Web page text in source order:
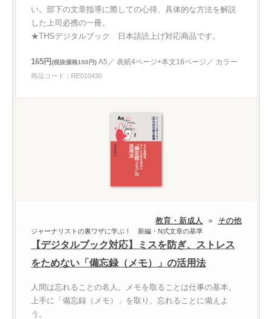
い。部下の文章指導に際しての心得、具体的な方法を解説
した上司必携の一冊。
★THSデジタルブック 日本語読上げ対応商品です。
165円(税抜価格150円) A5／ 表紙4ページ+本文16ページ／ カラー
商品コード：RE010430
教育・新成人 » その他
ジャーナリストの裏ワザに学ぶ！ 新編・N式文章の基準
【デジタルブック対応】ミスを防ぎ、ストレス
をためない「備忘録（メモ）」の活用法
人間は忘れることの名人。メモを取ることは仕事の基本。
上手に「備忘録（メモ）」を取り、忘れることに備えよ
う。